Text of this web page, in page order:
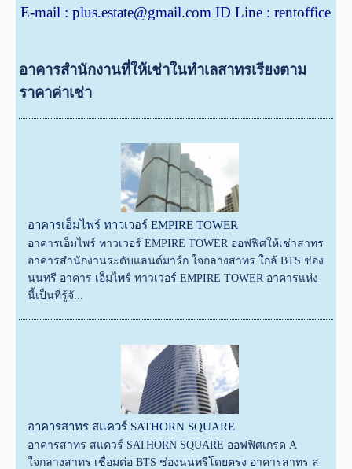
E-mail :plus.estate@gmail.com ID Line : rentoffice
อาคารสำนักงานที่ให้เช่าในทำเลสาทรเรียงตาม
ราคาค่าเช่า
อาคารเอ็มไพร์ ทาวเวอร์ EMPIRE TOWER
อาคารเอ็มไพร์ ทาวเวอร์ EMPIRE TOWER ออฟฟิศให้เช่าสาทร
อาคารสำนักงานระดับแลนด์มาร์ก ใจกลางสาทร ใกล้ BTS ช่อง
นนทรี อาคาร เอ็มไพร์ ทาวเวอร์ EMPIRE TOWER อาคารแห่ง
นี้เป็นที่รู้จั...
อาคารสาทร สแควร์ SATHORN SQUARE
อาคารสาทร สแควร์ SATHORN SQUARE ออฟฟิศเกรด A
ใจกลางสาทร เชื่อมต่อ BTS ช่องนนทรีโดยตรง อาคารสาทร ส